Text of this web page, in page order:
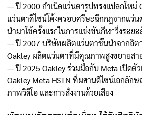
— ปี 2000 กำเนิดแว่นตารูปทรงแปลกใหม่
แว่นตาดีไซน์โค้งครอบศรีษะฉีกกฎจากแว่
นำมาใช้ครั้งแรกในการแข่งขันกีฬาวิ่งระย
— ปี 2007 บริษัทผลิตแว่นตาชั้นนำจากอิต
Oakley ผลิตแว่นตาที่มีคุณภาพสูงขยายส
— ปี 2025 Oakley ร่วมมือกับ Meta เปิดตั
Oakley Meta HSTN ที่ผสานดีไซน์เอกลัก
ภาพวิดีโอ และการสั่งงานด้วยเสียง